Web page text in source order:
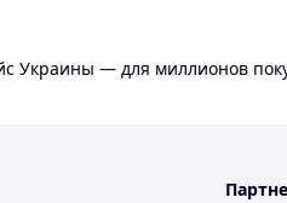
Украины — для миллионов